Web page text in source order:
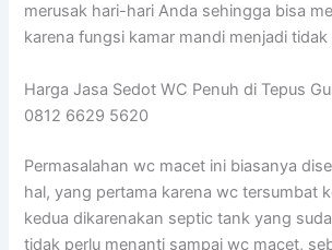
merusak hari-hari Anda sehingga bisa
karena fungsi kamar mandi menjadi tidak
Harga Jasa Sedot WC Penuh di Tepus
0812 6629 5620
Permasalahan wc macet ini biasanya
hal, yang pertama karena wc tersumbat
kedua dikarenakan septic tank yang
tidak perlu menanti sampai wc macet,